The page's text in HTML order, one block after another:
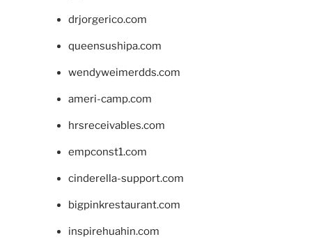
drjorgerico.com
queensushipa.com
wendyweimerdds.com
ameri-camp.com
hrsreceivables.com
empconst1.com
cinderella-support.com
bigpinkrestaurant.com
inspirehuahin.com